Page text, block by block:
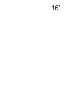
16'